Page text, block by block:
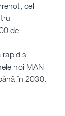
cel
de
și
noi MAN
în 2030.